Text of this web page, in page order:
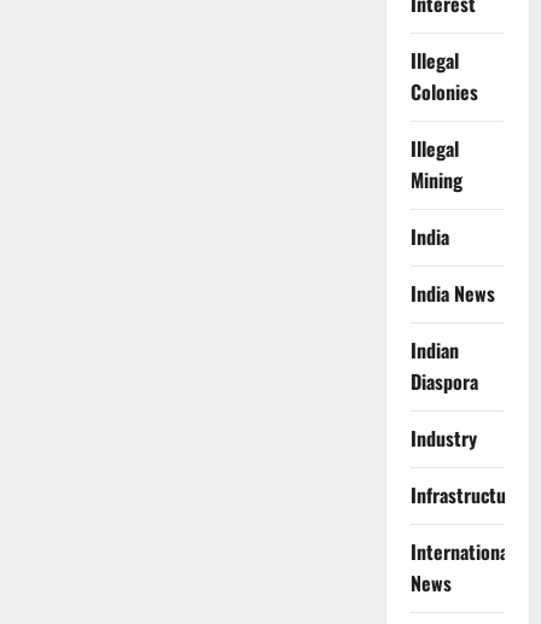
Illegal
Colonies
Illegal
Mining
India
India News
Indian
Diaspora
Industry
Infrastructure
International
News